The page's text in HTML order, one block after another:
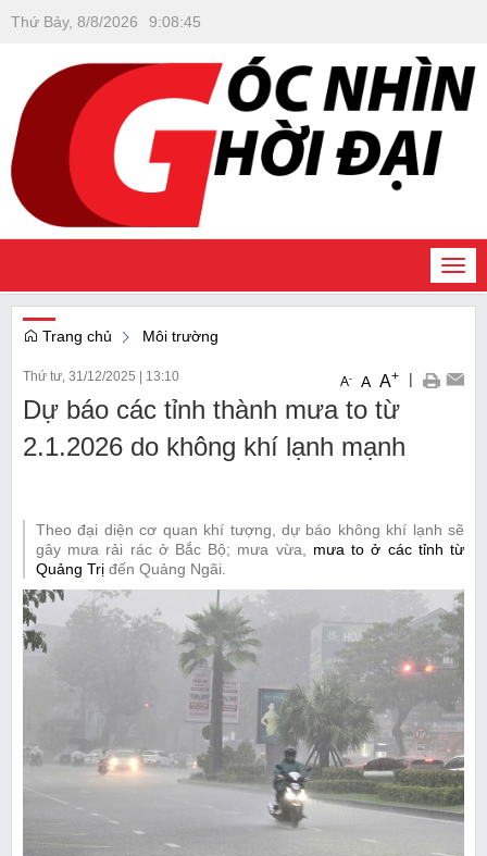
Thứ Bảy, 8/8/2026 9:08:45
Trang chủ Môi trường
Thứ tư, 31/12/2025 13:10 A- A A+ |
Dự báo các tỉnh thành mưa to từ
2.1.2026 do không khí lạnh mạnh
Theo đại diện cơ quan khí tượng, dự báo không khí lạnh sẽ
gây mưa rải rác ở Bắc Bộ; mưa vừa, mưa to ở các tỉnh từ
Quảng Trị đến Quảng Ngãi.